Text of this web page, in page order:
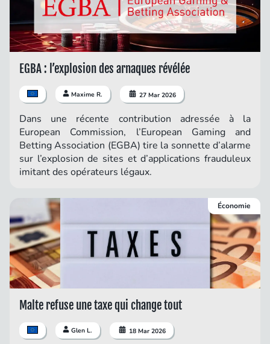
EGBA : l’explosion des arnaques révélée
Maxime R. 27 Mar 2026
Dans une récente contribution adressée à la
European Commission, l’European Gaming and
Betting Association (EGBA) tire la sonnette d’alarme
sur l’explosion de sites et d’applications frauduleux
imitant des opérateurs légaux.
Malte refuse une taxe qui change tout
Glen L. 18 Mar 2026
Économie